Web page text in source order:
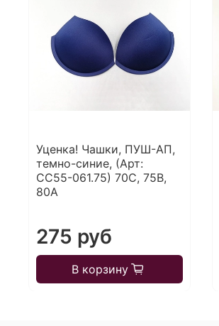
Уценка! Чашки, ПУШ-АП,
темно-синие, (Арт:
CC55-061.75) 70С, 75В,
80А
275 руб
В корзину